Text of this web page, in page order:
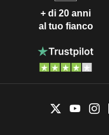
+ di 20 anni
al tuo fianco